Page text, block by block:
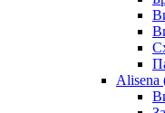
Alisena